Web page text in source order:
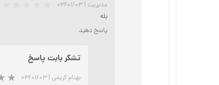
مدیریت | ۰۳/۰۱/۰۳
بله
پاسخ دهید
تشکر بابت پاسخ
بهنام کریمی | ۰۳/۰۱/۰۳